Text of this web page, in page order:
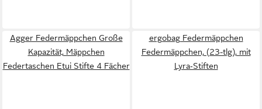
Agger Federmäppchen Große
Kapazität, Mäppchen
Federtaschen Etui Stifte 4 Fächer
ergobag Federmäppchen
Federmäppchen, (23-tlg), mit
Lyra‑Stiften